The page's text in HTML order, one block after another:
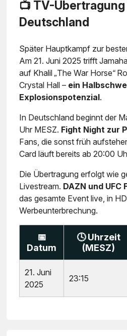
📺 TV-Übertragung
Deutschland
Später Hauptkampf zur
Am 21. Juni 2025 trifft
auf Khalil „The War Horse“
Crystal Hall – ein
Explosionspotenzial.
In Deutschland beginnt der
Uhr MESZ. Fight Night zur
Fans, die sonst früh
Card läuft bereits ab 20:00
Die Übertragung erfolgt wie
Livestream. DAZN und UFC
das gesamte Event live, in
Werbeunterbrechung.
📅
Datum
🕓 Uhrzeit
(MESZ)
21. Juni
2025
23:15